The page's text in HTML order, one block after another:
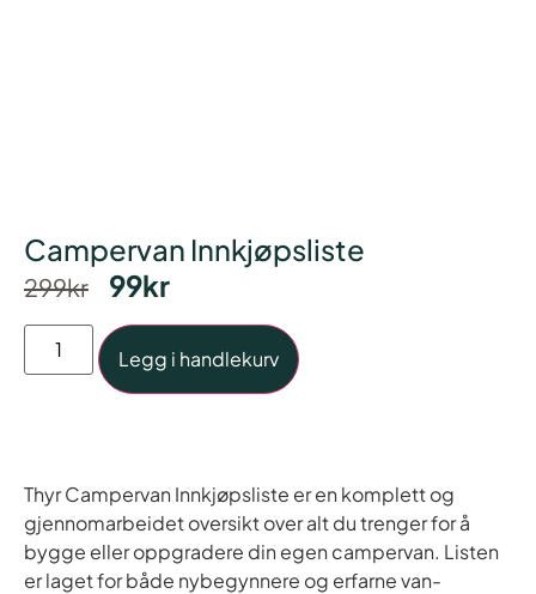
Campervan Innkjøpsliste
299kr 99kr
Legg i handlekurv
Thyr Campervan Innkjøpsliste er en komplett og
gjennomarbeidet oversikt over alt du trenger for å
bygge eller oppgradere din egen campervan. Listen
er laget for både nybegynnere og erfarne van-